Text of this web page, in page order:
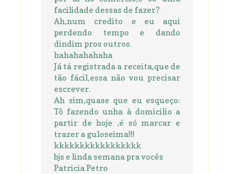
facilidade dessas de fazer?
Ah,num credito e eu aqui
perdendo tempo e dando
dindim pros outros.
hahahahahaha
Já tá registrada a receita,que de
tão fácil,essa não vou precisar
escrever.
Ah sim,quase que eu esqueço:
Tô fazendo unha à domicilio a
partir de hoje ,é só marcar e
trazer a guloseima!!!
kkkkkkkkkkkkkkkkk
bjs e linda semana pra vocês
Patricia Petro